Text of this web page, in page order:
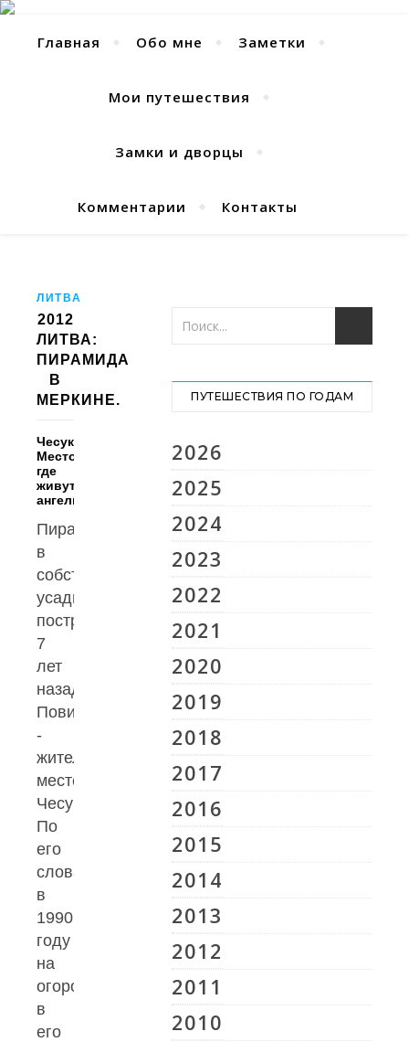
Главная Обо мне Заметки
Мои путешествия
Замки и дворцы
Комментарии Контакты
ЛИТВА
2012
ЛИТВА:
ПИРАМИДА
В
МЕРКИНЕ.
Чесукай.
Место,
где
живут
ангелы.
Пирамиду
в
собственной
усадьбе
построил
7
лет
назад
Повилас
-
житель
местечка
Чесукай.
По
его
словам,
в
1990
году
на
огороде
в
его
ПУТЕШЕСТВИЯ ПО ГОДАМ
2026
2025
2024
2023
2022
2021
2020
2019
2018
2017
2016
2015
2014
2013
2012
2011
2010